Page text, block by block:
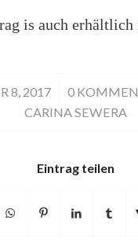
is auch erhältlich
8, 2017
/ 0 /
CARINA SEWERA
Eintrag teilen